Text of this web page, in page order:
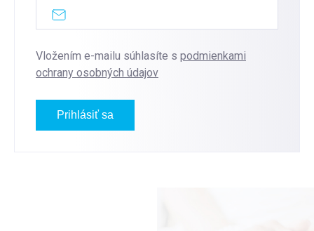
Vložením e-mailu súhlasíte s podmienkami
ochrany osobných údajov
Prihlásiť sa